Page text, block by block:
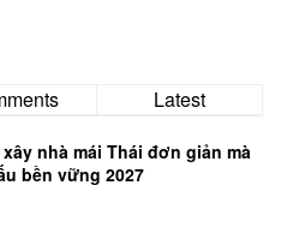
Latest
nhà mái Thái đơn giản mà
bền vững 2027